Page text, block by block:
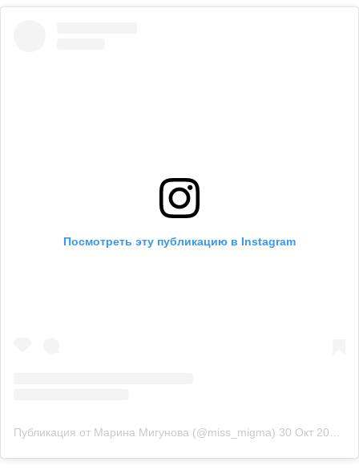
Посмотреть эту публикацию в Instagram
Публикация от Марина Мигунова (@miss_migma) 30 Окт 2018 в 4:42 PDT